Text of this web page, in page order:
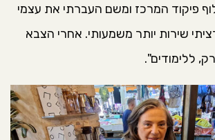
פיקוד המרכז ומשם העברתי את עצמי
שירות יותר משמעותי. אחרי הצבא
ללימודים".